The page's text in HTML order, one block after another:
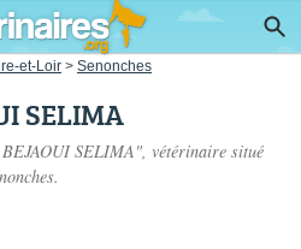
et-Loir > Senonches
SELIMA
SELIMA", vétérinaire situé